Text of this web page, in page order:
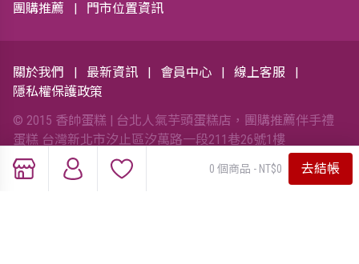
0 個商品 - NT$0 去結帳
團購推薦
門市位置資訊
關於我們 最新資訊 會員中心
線上客服
隱私權保護政策
© 2015 香帥蛋糕 | 台北人氣芋頭蛋糕店，團購推薦伴手禮
蛋糕 台灣新北市汐止區汐萬路一段211巷26號1樓
No.26,Ln.211,Sec.1,Xiwan Rd.,Xizhi Dist., New Taipei City
221,Taiwan (R.O.C.) 統一編號:53226549